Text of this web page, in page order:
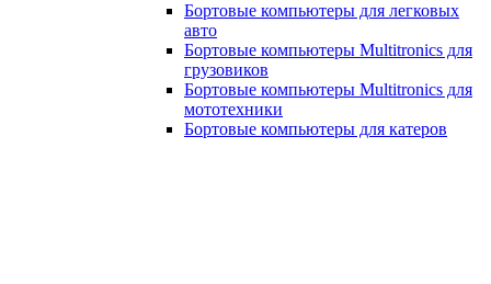
Бортовые компьютеры для легковых
авто
Бортовые компьютеры Multitronics для
грузовиков
Бортовые компьютеры Multitronics для
мототехники
Бортовые компьютеры для катеров